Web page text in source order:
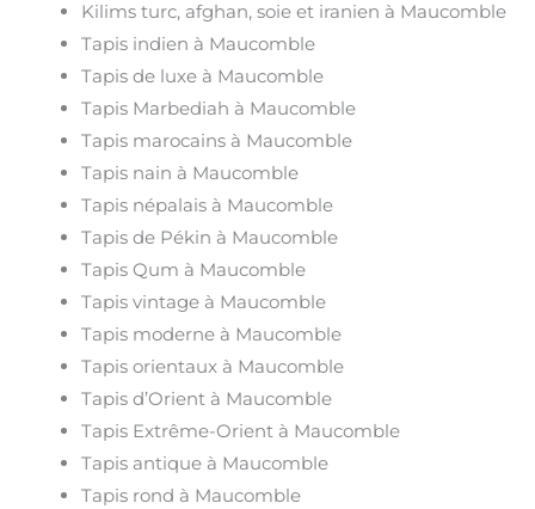
Kilims turc, afghan, soie et iranien à Maucomble
Tapis indien à Maucomble
Tapis de luxe à Maucomble
Tapis Marbediah à Maucomble
Tapis marocains à Maucomble
Tapis nain à Maucomble
Tapis népalais à Maucomble
Tapis de Pékin à Maucomble
Tapis Qum à Maucomble
Tapis vintage à Maucomble
Tapis moderne à Maucomble
Tapis orientaux à Maucomble
Tapis d’Orient à Maucomble
Tapis Extrême-Orient à Maucomble
Tapis antique à Maucomble
Tapis rond à Maucomble